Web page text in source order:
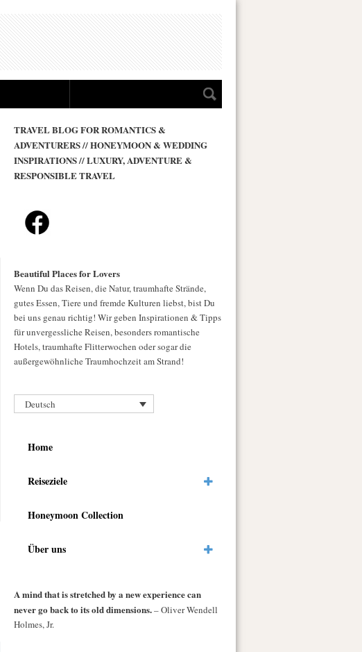
TRAVEL BLOG FOR ROMANTICS &
ADVENTURERS // HONEYMOON & WEDDING
INSPIRATIONS // LUXURY, ADVENTURE &
RESPONSIBLE TRAVEL
Beautiful Places for Lovers
Wenn Du das Reisen, die Natur, traumhafte Strände,
gutes Essen, Tiere und fremde Kulturen liebst, bist Du
bei uns genau richtig! Wir geben Inspirationen & Tipps
für unvergessliche Reisen, besonders romantische
Hotels, traumhafte Flitterwochen oder sogar die
außergewöhnliche Traumhochzeit am Strand!
Deutsch
Home
Reiseziele
Honeymoon Collection
Über uns
A mind that is stretched by a new experience can
never go back to its old dimensions.– Oliver Wendell
Holmes, Jr.